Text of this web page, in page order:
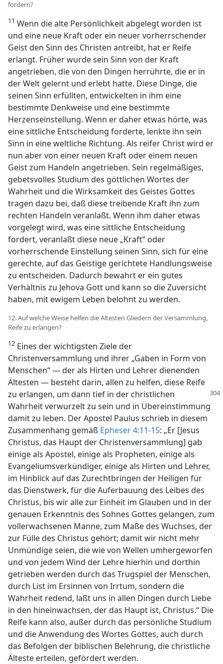
fordern?
11 Wenn die alte Persönlichkeit abgelegt worden ist
und eine neue Kraft oder ein neuer vorherrschender
Geist den Sinn des Christen antreibt, hat er Reife
erlangt. Früher wurde sein Sinn von der Kraft
angetrieben, die von den Dingen herrührte, die er in
der Welt gelernt und erlebt hatte. Diese Dinge, die
seinen Sinn erfüllten, entwickelten in ihm eine
bestimmte Denkweise und eine bestimmte
Herzenseinstellung. Wenn er daher etwas hörte, was
eine sittliche Entscheidung forderte, lenkte ihn sein
Sinn in eine weltliche Richtung. Als reifer Christ wird er
nun aber von einer neuen Kraft oder einem neuen
Geist zum Handeln angetrieben. Sein regelmäßiges,
gebetsvolles Studium des göttlichen Wortes der
Wahrheit und die Wirksamkeit des Geistes Gottes
tragen dazu bei, daß diese treibende Kraft ihn zum
rechten Handeln veranlaßt. Wenn ihm daher etwas
vorgelegt wird, was eine sittliche Entscheidung
fordert, veranlaßt diese neue „Kraft“ oder
vorherrschende Einstellung seinen Sinn, sich für eine
gerechte, auf das Geistige gerichtete Handlungsweise
zu entscheiden. Dadurch bewahrt er ein gutes
Verhältnis zu Jehova Gott und kann so die Zuversicht
haben, mit ewigem Leben belohnt zu werden.
12. Auf welche Weise helfen die Ältesten Gliedern der Versammlung,
Reife zu erlangen?
12 Eines der wichtigsten Ziele der
Christenversammlung und ihrer „Gaben in Form von
Menschen“ — der als Hirten und Lehrer dienenden
Ältesten — besteht darin, allen zu helfen, diese Reife
zu erlangen, um dann tief in der christlichen
Wahrheit verwurzelt zu sein und in Übereinstimmung
damit zu leben. Der Apostel Paulus schrieb in diesem
Zusammenhang gemäß Epheser 4:11-15: „Er [Jesus
Christus, das Haupt der Christenversammlung] gab
einige als Apostel, einige als Propheten, einige als
Evangeliumsverkündiger, einige als Hirten und Lehrer,
im Hinblick auf das Zurechtbringen der Heiligen für
das Dienstwerk, für die Auferbauung des Leibes des
Christus, bis wir alle zur Einheit im Glauben und in der
genauen Erkenntnis des Sohnes Gottes gelangen, zum
vollerwachsenen Manne, zum Maße des Wuchses, der
zur Fülle des Christus gehört; damit wir nicht mehr
Unmündige seien, die wie von Wellen umhergeworfen
und von jedem Wind der Lehre hierhin und dorthin
getrieben werden durch das Trugspiel der Menschen,
durch List im Ersinnen von Irrtum, sondern die
Wahrheit redend, laßt uns in allen Dingen durch Liebe
in den hineinwachsen, der das Haupt ist, Christus.“ Die
Reife kann also, außer durch das persönliche Studium
und die Anwendung des Wortes Gottes, auch durch
das Befolgen der biblischen Belehrung, die christliche
Älteste erteilen, gefördert werden.